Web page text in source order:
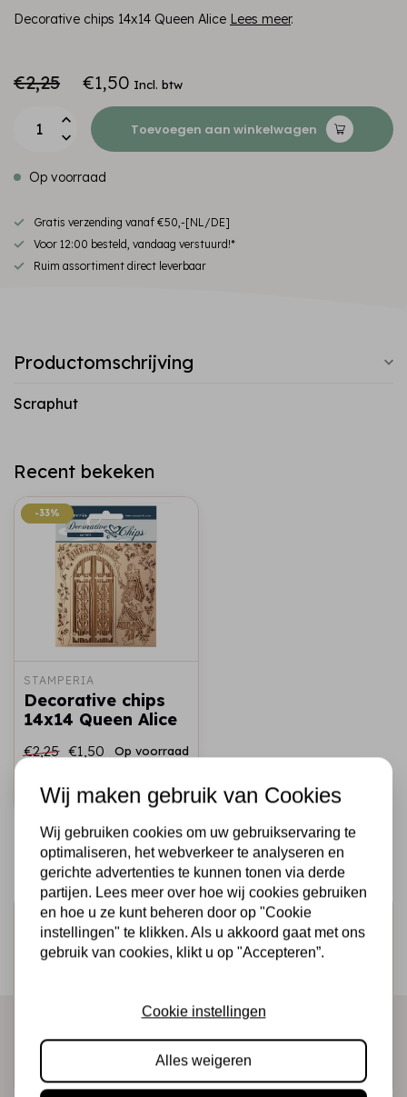
Decorative chips 14x14 Queen Alice Lees meer.
€2,25 €1,50 Incl. btw
Toevoegen aan winkelwagen
Op voorraad
Gratis verzending vanaf €50,-[NL/DE]
Voor 12:00 besteld, vandaag verstuurd!*
Ruim assortiment direct leverbaar
Productomschrijving
Scraphut
Recent bekeken
-33%
-33%
STAMPERIA
Decorative chips
14x14 Queen Alice
€2,25 €1,50 Op voorraad
Snel toevoegen
Schrijf je in voor de nieuwsbrief
Ontvang als eerste onze actie en nieuwe producten
Wij maken gebruik van Cookies
Wij gebruiken cookies om uw gebruikservaring te
optimaliseren, het webverkeer te analyseren en
gerichte advertenties te kunnen tonen via derde
partijen. Lees meer over hoe wij cookies gebruiken
en hoe u ze kunt beheren door op "Cookie
instellingen" te klikken. Als u akkoord gaat met ons
gebruik van cookies, klikt u op "Accepteren”.
Cookie instellingen
Alles weigeren